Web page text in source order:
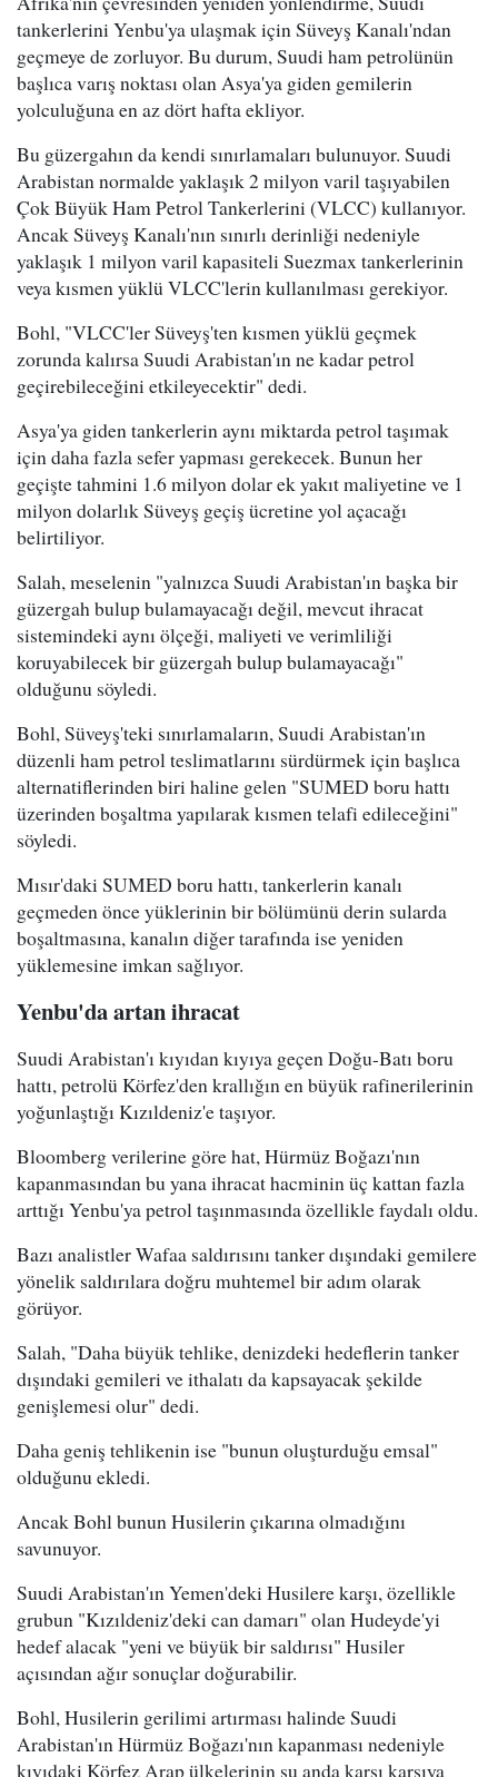
tankerlerini Yenbu'ya ulaşmak için Süveyş Kanalı'ndan
geçmeye de zorluyor. Bu durum, Suudi ham petrolünün
başlıca varış noktası olan Asya'ya giden gemilerin
yolculuğuna en az dört hafta ekliyor.
Bu güzergahın da kendi sınırlamaları bulunuyor. Suudi
Arabistan normalde yaklaşık 2 milyon varil taşıyabilen
Çok Büyük Ham Petrol Tankerlerini (VLCC) kullanıyor.
Ancak Süveyş Kanalı'nın sınırlı derinliği nedeniyle
yaklaşık 1 milyon varil kapasiteli Suezmax tankerlerinin
veya kısmen yüklü VLCC'lerin kullanılması gerekiyor.
Bohl, "VLCC'ler Süveyş'ten kısmen yüklü geçmek
zorunda kalırsa Suudi Arabistan'ın ne kadar petrol
geçirebileceğini etkileyecektir" dedi.
Asya'ya giden tankerlerin aynı miktarda petrol taşımak
için daha fazla sefer yapması gerekecek. Bunun her
geçişte tahmini 1.6 milyon dolar ek yakıt maliyetine ve 1
milyon dolarlık Süveyş geçiş ücretine yol açacağı
belirtiliyor.
Salah, meselenin "yalnızca Suudi Arabistan'ın başka bir
güzergah bulup bulamayacağı değil, mevcut ihracat
sistemindeki aynı ölçeği, maliyeti ve verimliliği
koruyabilecek bir güzergah bulup bulamayacağı"
olduğunu söyledi.
Bohl, Süveyş'teki sınırlamaların, Suudi Arabistan'ın
düzenli ham petrol teslimatlarını sürdürmek için başlıca
alternatiflerinden biri haline gelen "SUMED boru hattı
üzerinden boşaltma yapılarak kısmen telafi edileceğini"
söyledi.
Mısır'daki SUMED boru hattı, tankerlerin kanalı
geçmeden önce yüklerinin bir bölümünü derin sularda
boşaltmasına, kanalın diğer tarafında ise yeniden
yüklemesine imkan sağlıyor.
Yenbu'da artan ihracat
Suudi Arabistan'ı kıyıdan kıyıya geçen Doğu-Batı boru
hattı, petrolü Körfez'den krallığın en büyük rafinerilerinin
yoğunlaştığı Kızıldeniz'e taşıyor.
Bloomberg verilerine göre hat, Hürmüz Boğazı'nın
kapanmasından bu yana ihracat hacminin üç kattan fazla
arttığı Yenbu'ya petrol taşınmasında özellikle faydalı oldu.
Bazı analistler Wafaa saldırısını tanker dışındaki gemilere
yönelik saldırılara doğru muhtemel bir adım olarak
görüyor.
Salah, "Daha büyük tehlike, denizdeki hedeflerin tanker
dışındaki gemileri ve ithalatı da kapsayacak şekilde
genişlemesi olur" dedi.
Daha geniş tehlikenin ise "bunun oluşturduğu emsal"
olduğunu ekledi.
Ancak Bohl bunun Husilerin çıkarına olmadığını
savunuyor.
Suudi Arabistan'ın Yemen'deki Husilere karşı, özellikle
grubun "Kızıldeniz'deki can damarı" olan Hudeyde'yi
hedef alacak "yeni ve büyük bir saldırısı" Husiler
açısından ağır sonuçlar doğurabilir.
Bohl, Husilerin gerilimi artırması halinde Suudi
Arabistan'ın Hürmüz Boğazı'nın kapanması nedeniyle
kıyıdaki Körfez Arap ülkelerinin şu anda karşı karşıya